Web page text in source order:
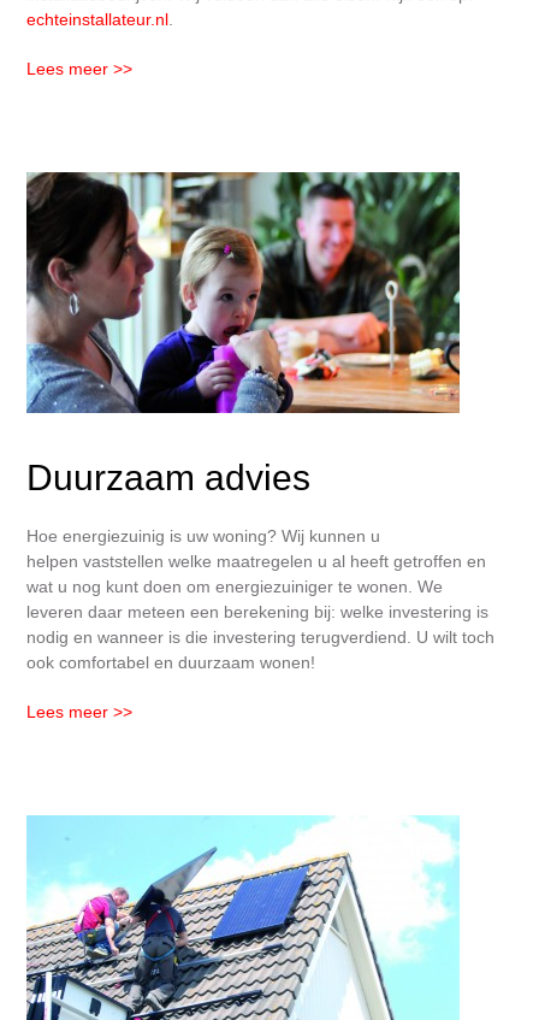
echteinstallateur.nl
Lees meer >>
Duurzaam advies
Hoe energiezuinig is uw woning? Wij kunnen u
helpen vaststellen welke maatregelen u al heeft getroffen en
wat u nog kunt doen om energiezuiniger te wonen. We
leveren daar meteen een berekening bij: welke investering is
nodig en wanneer is die investering terugverdiend. U wilt toch
ook comfortabel en duurzaam wonen!
Lees meer >>